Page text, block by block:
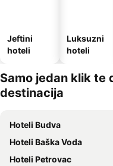
Jeftini
hoteli
Luksuzni
hoteli
Samo jedan klik te
destinacija
Hoteli Budva
Hoteli Baška Voda
Hoteli Petrovac